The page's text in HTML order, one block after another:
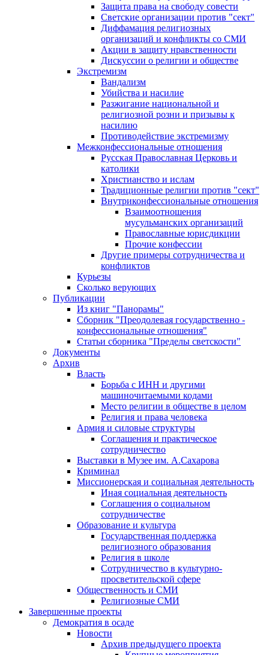
Защита права на свободу совести
Светские организации против "сект"
Диффамация религиозных
организаций и конфликты со СМИ
Акции в защиту нравственности
Дискуссии о религии и обществе
Экстремизм
Вандализм
Убийства и насилие
Разжигание национальной и
религиозной розни и призывы к
насилию
Противодействие экстремизму
Межконфессиональные отношения
Русская Православная Церковь и
католики
Христианство и ислам
Традиционные религии против "сект"
Внутриконфессиональные отношения
Взаимоотношения
мусульманских организаций
Православные юрисдикции
Прочие конфессии
Другие примеры сотрудничества и
конфликтов
Курьезы
Сколько верующих
Публикации
Из книг "Панорамы"
Сборник "Преодолевая государственно -
конфессиональные отношения"
Статьи сборника "Пределы светскости"
Документы
Архив
Власть
Борьба с ИНН и другими
машиночитаемыми кодами
Место религии в обществе в целом
Религия и права человека
Армия и силовые структуры
Соглашения и практическое
сотрудничество
Выставки в Музее им. А.Сахарова
Криминал
Миссионерская и социальная деятельность
Иная социальная деятельность
Соглашения о социальном
сотрудничестве
Образование и культура
Государственная поддержка
религиозного образования
Религия в школе
Сотрудничество в культурно-
просветительской сфере
Общественность и СМИ
Религиозные СМИ
Завершенные проекты
Демократия в осаде
Новости
Архив предыдущего проекта